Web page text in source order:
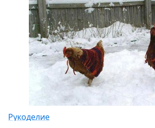
Рукоделие